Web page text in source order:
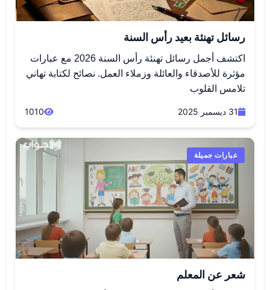
رسائل تهنئة بعيد رأس السنة
اكتشف أجمل رسائل تهنئة رأس السنة 2026 مع عبارات
مؤثرة للأصدقاء والعائلة وزملاء العمل. نصائح لكتابة تهاني
تلامس القلوب
31 ديسمبر 2025 1010
عبارات جميلة
شعر عن المعلم